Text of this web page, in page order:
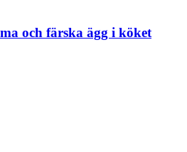
och färska ägg i köket